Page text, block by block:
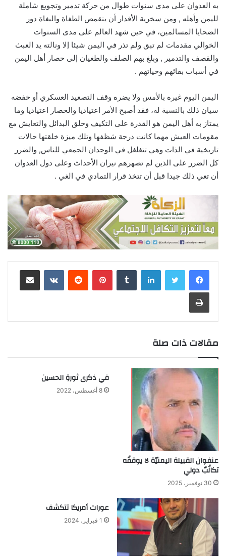
به العدوان على مدى سنوات طوال من حركة تدمير وتجويع شاملة
لليمن وأهله , ومن سخرية الأقدار أن يتقمص الطغاة والبغاة دور
الضحايا المسالمين، في حين شهد العالم على مدى السنوات
الخوالي مقدمات لم تبق ولم تذر في اليمن شيئا إلا ونالته يد العبث
والقصف والتدمير , وبلغ بهم الصلف والطغيان إلى حصار أهل اليمن
في أسباب بقائهم وحياتهم .
اليمن اليوم غيره بالأمس ولا يضره وقف التصعيد العسكري أو خفضه
سيان ذلك بالنسبة له، فقد أصبح الأمر اعتياديا والحصار اعتياديا وما
يمتاز به أهل اليمن هو القدرة على التكيف وخلق البدائل والتعايش مع
مقومات العيش مهما كانت درجة شظفها وتلك ميزة خلقتها حالات
تاريخية في الذات وهي تتغلغل في الوجدان الجمعي للناس, والضرر
كل الضرر على الذين لم تصهرهم نيران الأحداث وعلى دول العدوان
أن تعي ذلك جيدا قبل أن تتخذ قرار التمادي في الغي .
لينكدإن بينتيريست
مقالات ذات صلة
عنفوان القبيلة اليمنيّة لا يوقفُه
تكالُبٌ دولي
30 نوفمبر، 2025
في ذكرى ثورةِ الحسين
8 أغسطس، 2022
عورات أمريكا تتكشف
1 فبراير، 2024